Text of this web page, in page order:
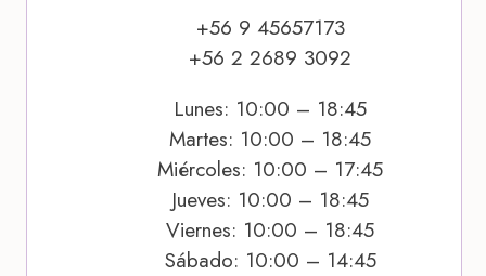
+56 9 45657173
+56 2 2689 3092
Lunes: 10:00 – 18:45
Martes: 10:00 – 18:45
Miércoles: 10:00 – 17:45
Jueves: 10:00 – 18:45
Viernes: 10:00 – 18:45
Sábado: 10:00 – 14:45